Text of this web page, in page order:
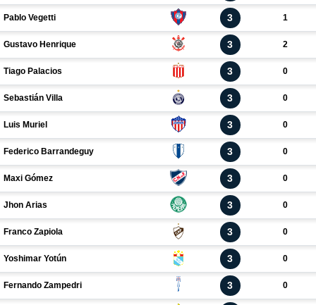
Pablo Vegetti 3 1
Gustavo Henrique 3 2
Tiago Palacios 3 0
Sebastián Villa 3 0
Luis Muriel 3 0
Federico Barrandeguy 3 0
Maxi Gómez 3 0
Jhon Arias 3 0
Franco Zapiola 3 0
Yoshimar Yotún 3 0
Fernando Zampedri 3 0